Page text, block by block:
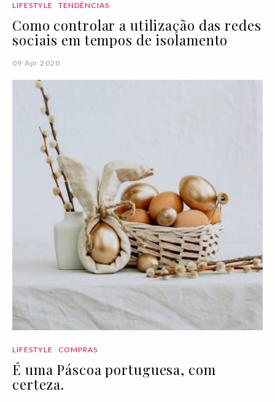
LIFESTYLE TENDÊNCIAS
Como controlar a utilização das redes
sociais em tempos de isolamento
09 Apr 2020
LIFESTYLE COMPRAS
É uma Páscoa portuguesa, com
certeza.